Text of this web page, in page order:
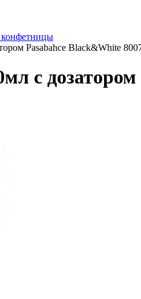
Pasabahce Black&White
с